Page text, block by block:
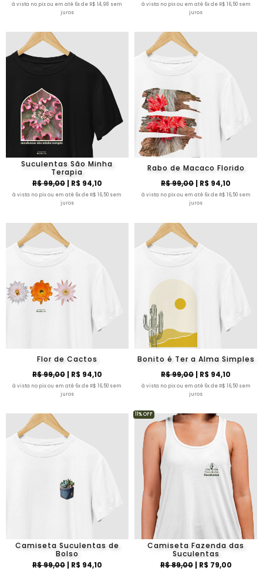
à vista no pix ou em até 6x de R$ 14,98 sem
juros
à vista no pix ou em até 6x de R$ 16,50 sem
juros
Suculentas São Minha
Terapia
R$ 99,00| R$ 94,10
à vista no pix ou em até 6x de R$ 16,50 sem
juros
Rabo de Macaco Florido
R$ 99,00| R$ 94,10
à vista no pix ou em até 6x de R$ 16,50 sem
juros
Flor de Cactos
R$ 99,00| R$ 94,10
à vista no pix ou em até 6x de R$ 16,50 sem
juros
Bonito é Ter a Alma Simples
R$ 99,00| R$ 94,10
à vista no pix ou em até 6x de R$ 16,50 sem
juros
Camiseta Suculentas de
Bolso
R$ 99,00| R$ 94,10
Camiseta Fazenda das
Suculentas
R$ 89,00| R$ 79,00
11% OFF